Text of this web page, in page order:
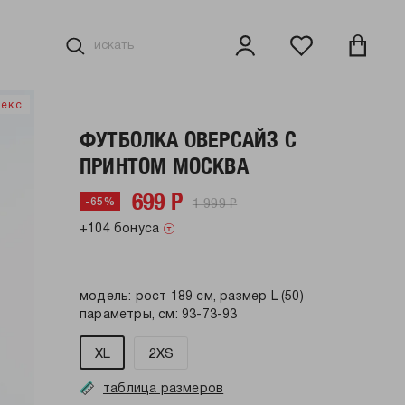
ФУТБОЛКА ОВЕРСАЙЗ С
ПРИНТОМ МОСКВА
-65% 699 Р 1 999 Р
+104 бонуса
модель: рост 189 см, размер L (50)
параметры, см: 93-73-93
XL 2XS
таблица размеров